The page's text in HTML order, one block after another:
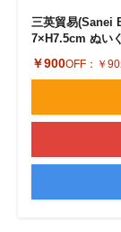
三英貿易(Sanei
7×H7.5cm ぬい
￥900OFF： ￥90